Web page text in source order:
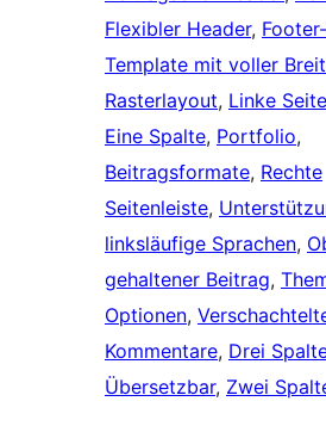
Flexibler Header,
Template mit voller
Rasterlayout, Linke
Eine Spalte, Portfolio
Beitragsformate, Rechte
Seitenleiste,
linksläufige Sprachen,
gehaltener Beitrag,
Optionen,
Kommentare, Drei
Übersetzbar, Zwei